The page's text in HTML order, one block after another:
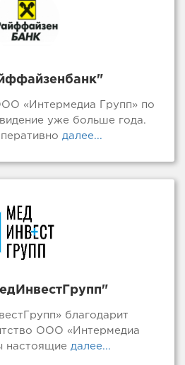
«Интермедиа Групп» по
уже больше года.
далее...
благодарит
ООО «Интермедиа
настоящие далее...